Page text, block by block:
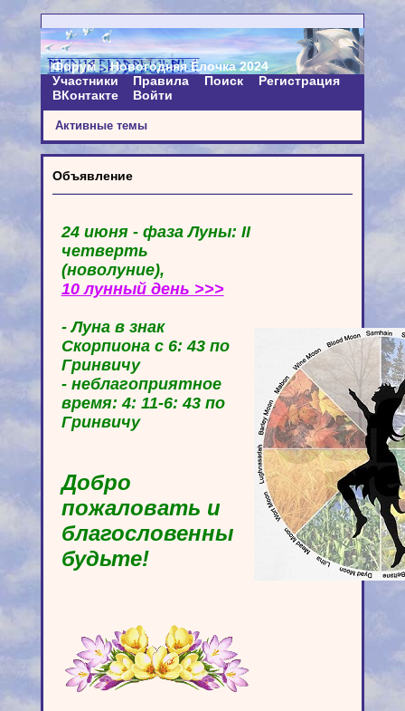
Форум
Новогодняя Ёлочка 2024
Участники
Правила Поиск
Регистрация
ВКонтакте
Войти
Активные темы
Объявление
24 июня - фаза Луны: II
четверть
(новолуние),
10 лунный день >>>
- Луна в знак
Скорпиона с 6: 43 по
Гринвичу
- неблагоприятное
время: 4: 11-6: 43 по
Гринвичу
Добро
пожаловать и
благословенны
будьте!